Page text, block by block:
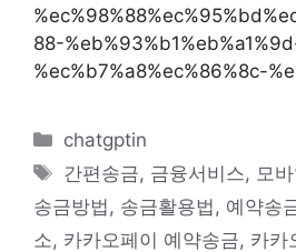
88-
%ec%b7%a8%ec%86%8c-
카
테
리
chatgptin
태
그
간편송금, 금융서비스, 모
송금방법 , 송금활용법 , 예약송
소, 카카오페이 예약송금, 카카